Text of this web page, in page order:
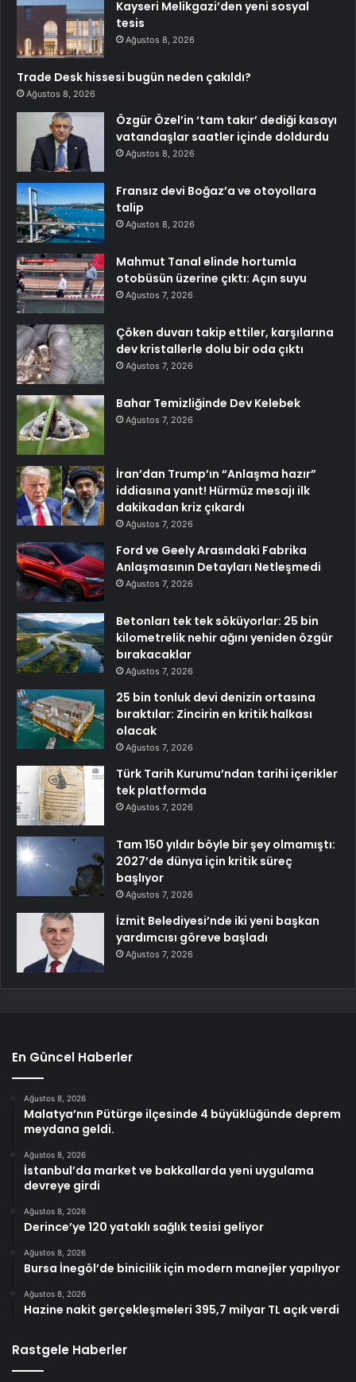
Kayseri Melikgazi’den yeni sosyal
tesis
Ağustos 8, 2026
Trade Desk hissesi bugün neden çakıldı?
Ağustos 8, 2026
Özgür Özel’in ‘tam takır’ dediği kasayı
vatandaşlar saatler içinde doldurdu
Ağustos 8, 2026
Fransız devi Boğaz’a ve otoyollara
talip
Ağustos 8, 2026
Mahmut Tanal elinde hortumla
otobüsün üzerine çıktı: Açın suyu
Ağustos 7, 2026
Çöken duvarı takip ettiler, karşılarına
dev kristallerle dolu bir oda çıktı
Ağustos 7, 2026
Bahar Temizliğinde Dev Kelebek
Ağustos 7, 2026
İran’dan Trump’ın “Anlaşma hazır”
iddiasına yanıt! Hürmüz mesajı ilk
dakikadan kriz çıkardı
Ağustos 7, 2026
Ford ve Geely Arasındaki Fabrika
Anlaşmasının Detayları Netleşmedi
Ağustos 7, 2026
Betonları tek tek söküyorlar: 25 bin
kilometrelik nehir ağını yeniden özgür
bırakacaklar
Ağustos 7, 2026
25 bin tonluk devi denizin ortasına
bıraktılar: Zincirin en kritik halkası
olacak
Ağustos 7, 2026
Türk Tarih Kurumu’ndan tarihi içerikler
tek platformda
Ağustos 7, 2026
Tam 150 yıldır böyle bir şey olmamıştı:
2027’de dünya için kritik süreç
başlıyor
Ağustos 7, 2026
İzmit Belediyesi’nde iki yeni başkan
yardımcısı göreve başladı
Ağustos 7, 2026
En Güncel Haberler
Ağustos 8, 2026
Malatya’nın Pütürge ilçesinde 4 büyüklüğünde deprem
meydana geldi.
Ağustos 8, 2026
İstanbul’da market ve bakkallarda yeni uygulama
devreye girdi
Ağustos 8, 2026
Derince’ye 120 yataklı sağlık tesisi geliyor
Ağustos 8, 2026
Bursa İnegöl’de binicilik için modern manejler yapılıyor
Ağustos 8, 2026
Hazine nakit gerçekleşmeleri 395,7 milyar TL açık verdi
Rastgele Haberler